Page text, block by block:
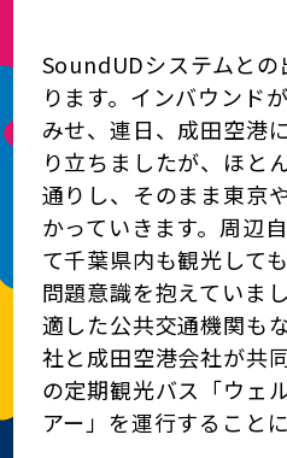
SoundUDシステムと
ります。インバウンド
みせ、連日、成田空港
り立ちましたが、ほと
通りし、そのまま東京
かっていきます。周辺
て千葉県内も観光して
問題意識を抱えていま
適した公共交通機関も
社と成田空港会社が共
の定期観光バス「ウェ
アー」を運行すること